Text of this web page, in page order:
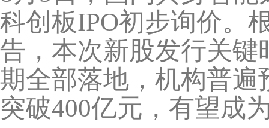
科创板IPO初步询价。
告，本次新股发行关
期全部落地，机构普
突破400亿元，有望成